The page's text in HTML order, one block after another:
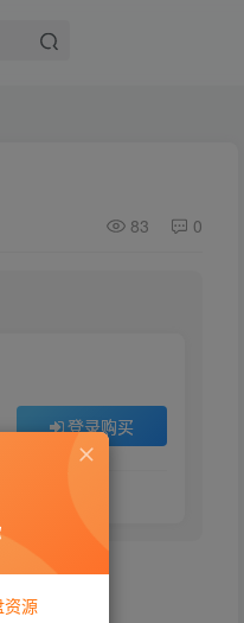
83 0
登录购买
资源